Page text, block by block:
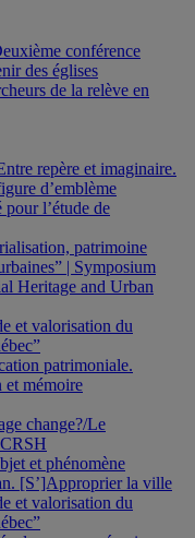
conférence
des églises
de la relève en
repère et imaginaire.
d’emblème
l’étude de
patrimoine
| Symposium
Heritage and Urban
et valorisation du
patrimoniale.
et mémoire
change?/Le
et phénomène
[S’]Approprier la ville
et valorisation du